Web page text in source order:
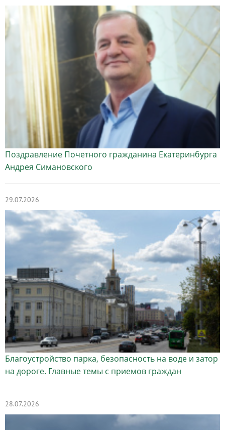
Поздравление Почетного гражданина Екатеринбурга
Андрея Симановского
29.07.2026
Благоустройство парка, безопасность на воде и затор
на дороге. Главные темы с приемов граждан
28.07.2026